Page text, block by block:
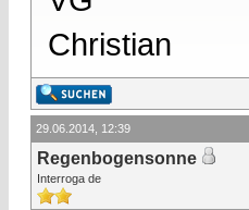
Christian
29.06.2014, 12:39
Regenbogensonne
Interroga de